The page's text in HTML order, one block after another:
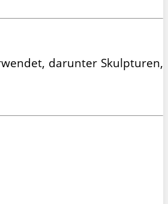
darunter Skulpturen,